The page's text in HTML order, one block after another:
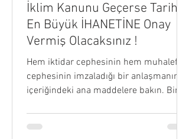
İklim Kanunu Geçerse Tarihin
En Büyük İHANETİNE Onay
Vermiş Olacaksınız !
Hem iktidar cephesinin hem muhalefet
cephesinin imzaladığı bir anlaşmanın
içeriğindeki ana maddelere bakın. Bir,